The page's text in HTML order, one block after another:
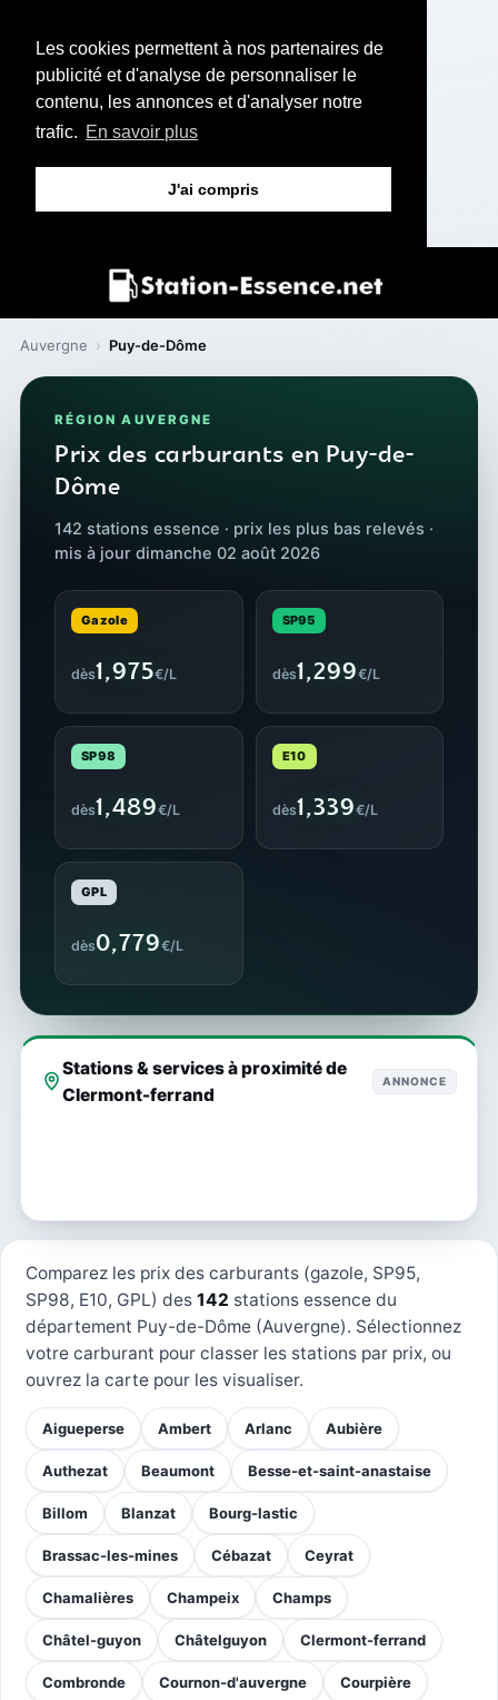
Les cookies permettent à nos partenaires de
publicité et d'analyse de personnaliser le
contenu, les annonces et d'analyser notre
trafic. En savoir plus
J'ai compris
Auvergne › Puy-de-Dôme
RÉGION AUVERGNE
Prix des carburants en Puy-de-
Dôme
142 stations essence · prix les plus bas relevés ·
mis à jour dimanche 02 août 2026
Gazole
dès1,975€/L
SP95
dès1,299€/L
SP98
dès1,489€/L
E10
dès1,339€/L
GPL
dès0,779€/L
Stations & services à proximité de
Clermont-ferrand
ANNONCE
Comparez les prix des carburants (gazole, SP95,
SP98, E10, GPL) des 142 stations essence du
département Puy-de-Dôme (Auvergne). Sélectionnez
votre carburant pour classer les stations par prix, ou
ouvrez la carte pour les visualiser.
Aigueperse Ambert Arlanc Aubière
Authezat Beaumont Besse-et-saint-anastaise
Billom Blanzat Bourg-lastic
Brassac-les-mines Cébazat Ceyrat
Chamalières Champeix Champs
Châtel-guyon Châtelguyon Clermont-ferrand
Combronde Cournon-d'auvergne Courpière